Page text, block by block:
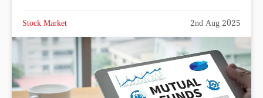
Stock Market 2nd Aug 2025